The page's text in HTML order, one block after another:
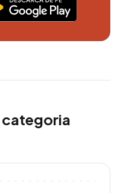
categoria